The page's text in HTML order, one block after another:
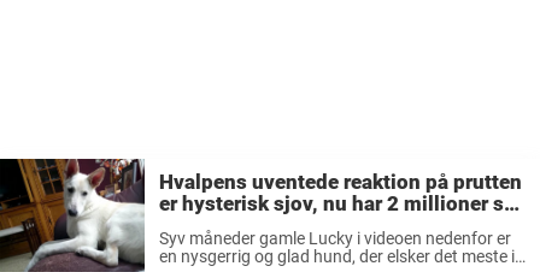
Hvalpens uventede reaktion på prutten
er hysterisk sjov, nu har 2 millioner set
det vidunderlige klip
Syv måneder gamle Lucky i videoen nedenfor er
en nysgerrig og glad hund, der elsker det meste i